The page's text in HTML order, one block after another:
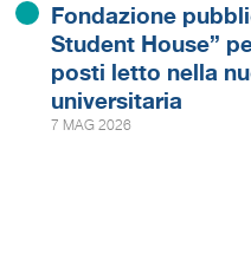
Fondazione
Student House”
posti letto nella
universitaria
7 MAG 2026